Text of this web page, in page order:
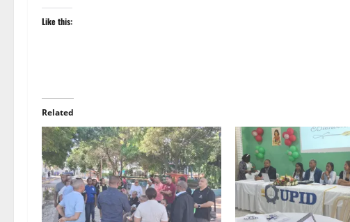
Like this:
Related